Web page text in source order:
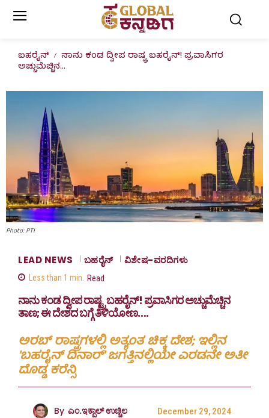
ಬಹರೈನ್ ನಾನು ಕಂಡ ದ್ವೀಪ ರಾಷ್ಟ್ರ ಬಹರೈನ್! ಪ್ರವಾಸಿಗರ
ಅಚ್ಚುಮೆಚ್ಚಿನ...
Photo: PTI
LEAD NEWS ಬಹರೈನ್ ವಿಶೇಷ-ವರದಿಗಳು
Less than 1 min. Read
ನಾನು ಕಂಡ ದ್ವೀಪ ರಾಷ್ಟ್ರ ಬಹರೈನ್! ಪ್ರವಾಸಿಗರ ಅಚ್ಚುಮೆಚ್ಚಿನ
ತಾಣ; ಈ ದೇಶದ ಬಗ್ಗೆ ತಿಳಿಯೋಣ….
ಅರಬ್ ರಾಷ್ಟ್ರಗಳಲ್ಲಿ ಅತ್ಯಂತ ಚಿಕ್ಕ ದೇಶ; ಇಲ್ಲಿನ
'ಬಹರೈನ್ ದಿನಾರ್' ಜಗತ್ತಿನಲ್ಲಿಯೇ ಎರಡನೇ ಅತೀ
ದೊಡ್ಡ ಕರೆನ್ಸಿ
By ಎಂ.ಇಕ್ಬಾಲ್ ಉಚ್ಚಿಲ December 29, 2024